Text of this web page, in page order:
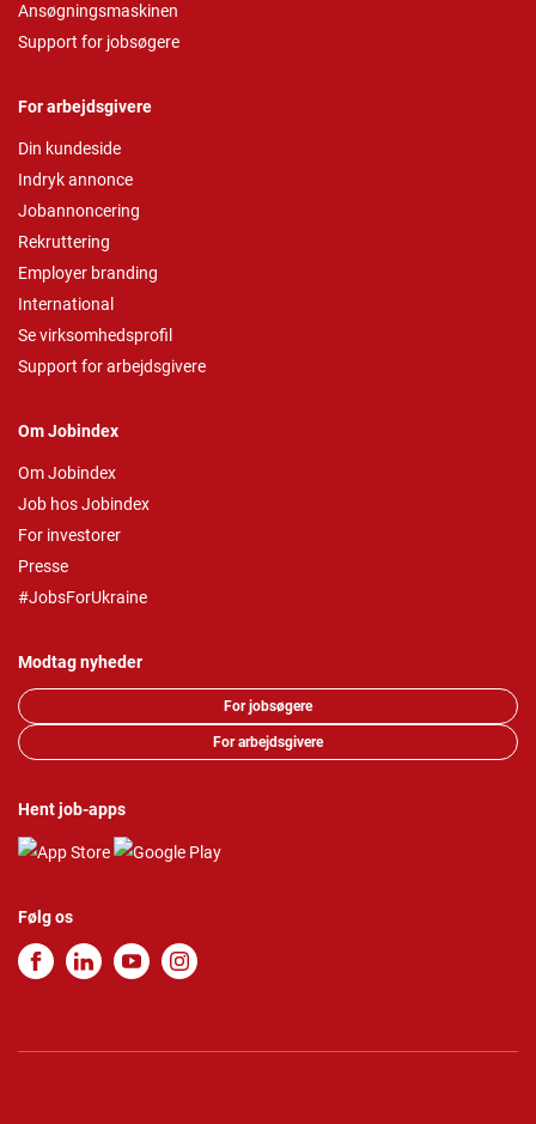
Ansøgningsmaskinen
Support for jobsøgere
For arbejdsgivere
Din kundeside
Indryk annonce
Jobannoncering
Rekruttering
Employer branding
International
Se virksomhedsprofil
Support for arbejdsgivere
Om Jobindex
Om Jobindex
Job hos Jobindex
For investorer
Presse
#JobsForUkraine
Modtag nyheder
For jobsøgere
For arbejdsgivere
Hent job-apps
Følg os